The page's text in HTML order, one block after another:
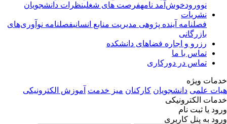
نوورودخوش‌آمد نامهفرصت های شغلینظرات دانشجویان
نشریات
فصلنامه آینده پژوهی مدیریت منابع انسانیفصلنامه نوآوری‌های
بازرگانی
رزرو و اجاره فضاهای دانشکده
تماس با ما
تماس در دورکاری
ویژه
علمی دانشجویان کارکنان میز خدمت آموزش الکترونیکی
الکترونیکی
یا ثبت نام
به پنل کاربری